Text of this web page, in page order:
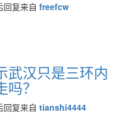
回复来自 freefcw
武汉只是三环内
？
回复来自 tianshi4444